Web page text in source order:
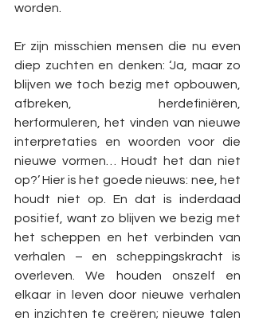
worden.
Er zijn misschien mensen die nu even
diep zuchten en denken: ‘Ja, maar zo
blijven we toch bezig met opbouwen,
afbreken, herdefiniëren,
herformuleren, het vinden van nieuwe
interpretaties en woorden voor die
nieuwe vormen… Houdt het dan niet
op?’ Hier is het goede nieuws: nee, het
houdt niet op. En dat is inderdaad
positief, want zo blijven we bezig met
het scheppen en het verbinden van
verhalen – en scheppingskracht is
overleven. We houden onszelf en
elkaar in leven door nieuwe verhalen
en inzichten te creëren; nieuwe talen